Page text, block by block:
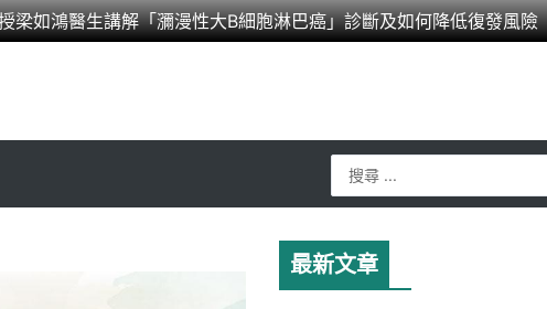
梁如鴻醫生講解「瀰漫性大B細胞淋巴癌」診斷及如何降低復發風險
Search
...
最新文章